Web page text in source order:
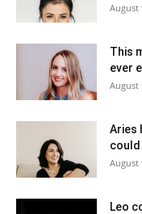
August
This
ever
August
Aries
could
August
Leo